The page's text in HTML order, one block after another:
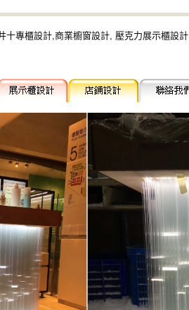
十專櫃設計,商業櫥窗設計, 壓克力展示櫃設計